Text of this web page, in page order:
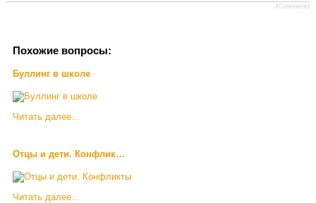
JComments
Похожие вопросы:
Буллинг в школе
Читать далее...
Отцы и дети. Конфлик…
Читать далее...